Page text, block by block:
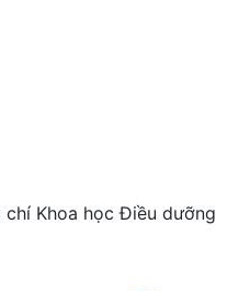
hiện tại là:
chí Khoa học Điều dưỡng